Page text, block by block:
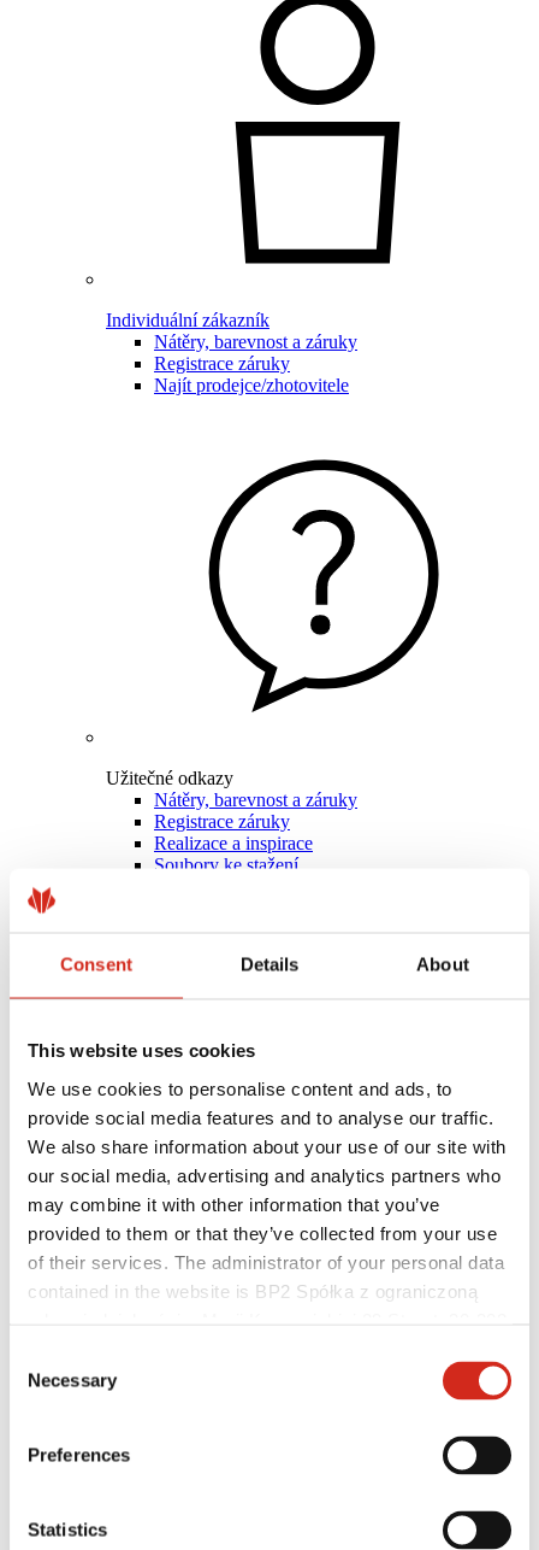
Consent Details About
This website uses cookies
We use cookies to personalise content and ads, to
provide social media features and to analyse our traffic.
We also share information about your use of our site with
our social media, advertising and analytics partners who
may combine it with other information that you’ve
provided to them or that they’ve collected from your use
of their services. The administrator of your personal data
contained in the website is BP2 Spółka z ograniczoną
121387608.
Selection
Necessary
Preferences
Statistics
Individuální zákazník
Nátěry, barevnost a záruky
Registrace záruky
Najít prodejce/zhotovitele
Užitečné odkazy
Nátěry, barevnost a záruky
Registrace záruky
Realizace a inspirace
Soubory ke stažení